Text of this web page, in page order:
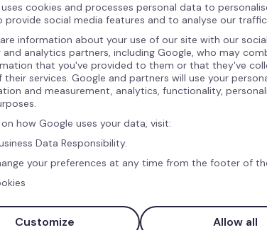
Modelo Excel para Controlo de
Custos e Despesas
Controle e organize as despesas e
custos da sua empresa e dos seus
funcionários com este modelo em
Orçamento de RH 2026. Descarregue
este recurso e otimize já o controlo de
custos empresariais.
uses cookies and processes personal data to
provide social media features and to analyse our
information about your use of our site with our
and analytics partners, including Google, who may
that you've provided to them or that they've
their services. Google and partners will use your
and measurement, analytics, functionality,
how Google uses your data, visit:
Data Responsibility.
your preferences at any time from the footer of
Customize Allow all